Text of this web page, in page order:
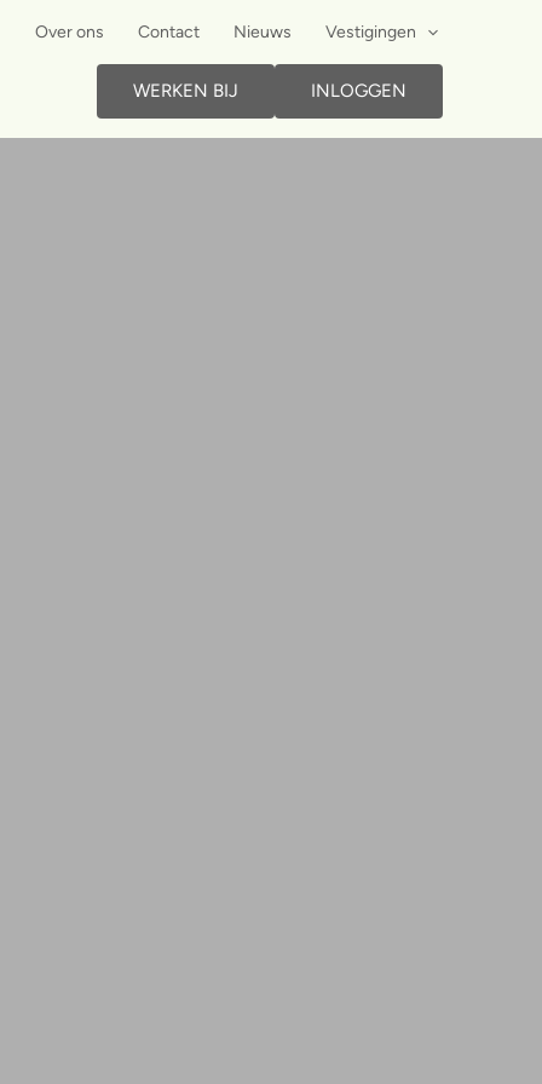
Over ons Contact Nieuws Vestigingen
WERKEN BIJ INLOGGEN